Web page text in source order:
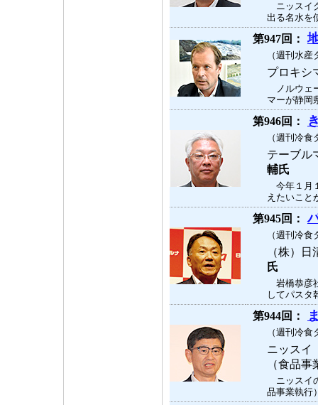
ニッスイ
出る名水を
第947回：
（週刊水
プロキ
ノルウェ
マーが静岡
第946回：
（週刊冷
テーブ
輔氏
今年１月
えたいこと
第945回：
（週刊冷
（株）
氏
岩橋恭彦
してパスタ
第944回：
（週刊冷
ニッスイ
（食品
ニッスイ
品事業執行